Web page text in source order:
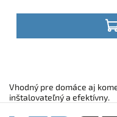
Vhodný pre domáce aj
inštalovateľný a efektívny.